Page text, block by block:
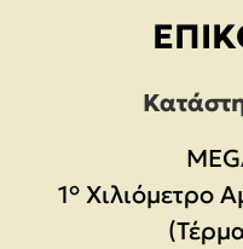
1° Χιλιόμετρο